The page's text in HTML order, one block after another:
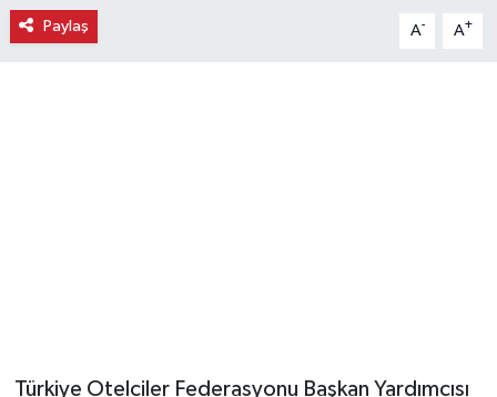
Paylaş A- A+
Türkiye Otelciler Federasyonu Başkan Yardımcısı
İlçe Haberleri